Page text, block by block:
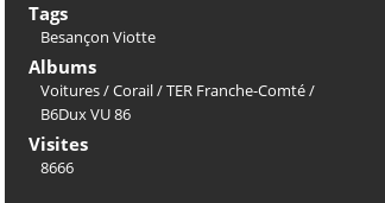
Tags
Besançon Viotte
Albums
Voitures/Corail/TER Franche-Comté/
B6Dux VU 86
Visites
8666